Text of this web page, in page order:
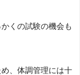
くの試験の機会も
、体調管理には十